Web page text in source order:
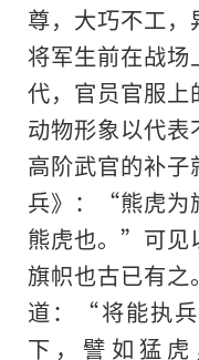
尊，大巧不工
将军生前在战
代，官员官服上
动物形象以代
高阶武官的补
兵》：“熊虎
熊虎也。”可见
旗帜也古已有
道：“将能执
下，譬如猛